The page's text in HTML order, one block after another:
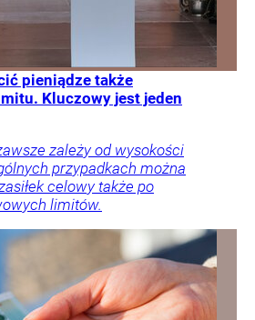
pieniądze także
Kluczowy jest jeden
zależy od wysokości
przypadkach można
celowy także po
limitów.